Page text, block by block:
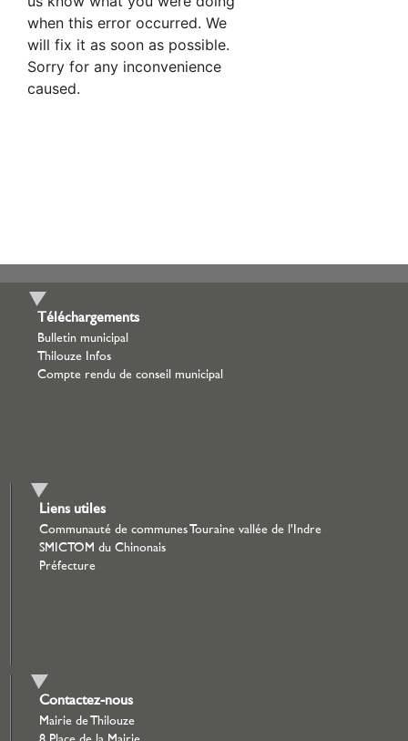
Téléchargements
Bulletin municipal
Thilouze Infos
Compte rendu de conseil municipal
Liens utiles
Communauté de communes Touraine vallée de l'Indre
SMICTOM du Chinonais
Préfecture
Contactez-nous
Mairie de Thilouze